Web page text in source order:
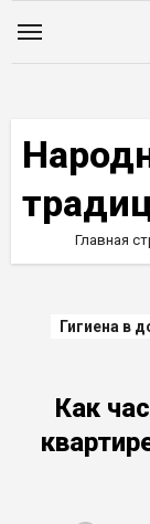
Главная
Гигиена в
Как